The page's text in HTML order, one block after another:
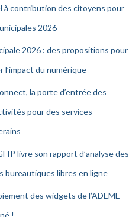
à contribution des citoyens pour
2026
2026 : des propositions pour
l’impact du numérique
la porte d’entrée des
pour des services
livre son rapport d’analyse des
bureautiques libres en ligne
des widgets de l’ADEME
!